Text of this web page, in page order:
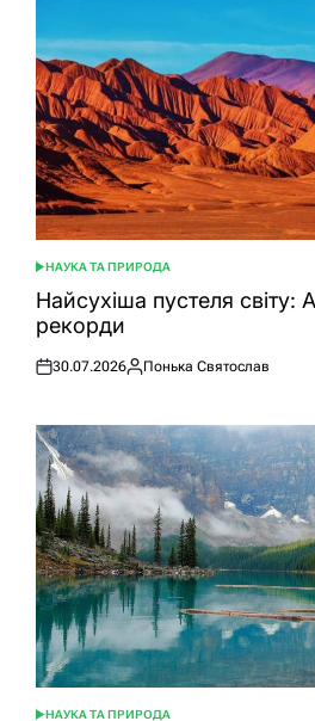
ОПУБЛІКУВАТИ
У
НАУКА ТА ПРИРОДА
Найсухіша пустеля світу:
рекорди
Оприлюднено
30.07.2026
Опубліковано
Понька Святослав
НАУКА ТА ПРИРОДА